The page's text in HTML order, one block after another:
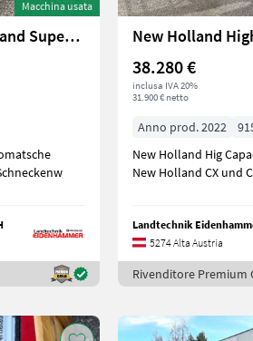
Macchina usata
New Holland New Holland Super Flex 740
38.280 €
inclusa IVA 20%
31.900 € netto
Anno prod. 2022
New Holland Hig
New Holland CX und
Landtechnik
5274 Alta Austria
Rivenditore Premium